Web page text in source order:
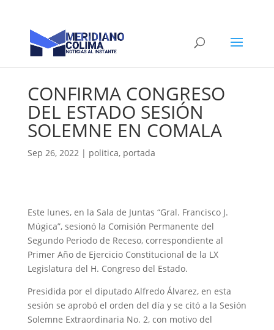
CONFIRMA CONGRESO
DEL ESTADO SESIÓN
SOLEMNE EN COMALA
Sep 26, 2022| politica, portada
Este lunes, en la Sala de Juntas “Gral. Francisco J.
Múgica”, sesionó la Comisión Permanente del
Segundo Periodo de Receso, correspondiente al
Primer Año de Ejercicio Constitucional de la LX
Legislatura del H. Congreso del Estado.
Presidida por el diputado Alfredo Álvarez, en esta
sesión se aprobó el orden del día y se citó a la Sesión
Solemne Extraordinaria No. 2, con motivo del